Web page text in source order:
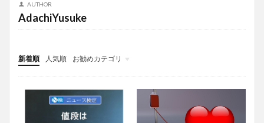
AUTHOR
AdachiYusuke
新着順 人気順
お勧めカテゴリ
投稿
学び
マンガ
電子書籍